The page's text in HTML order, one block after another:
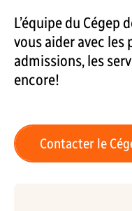
L’équipe du Cégep
vous aider avec les
admissions, les
encore!
Contacter le